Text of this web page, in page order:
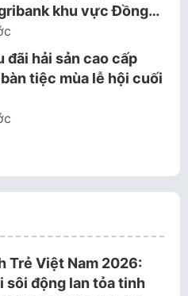
khu vực Đồng…
đãi hải sản cao cấp
tiệc mùa lễ hội cuối
Trẻ Việt Nam 2026:
sôi động lan tỏa tinh